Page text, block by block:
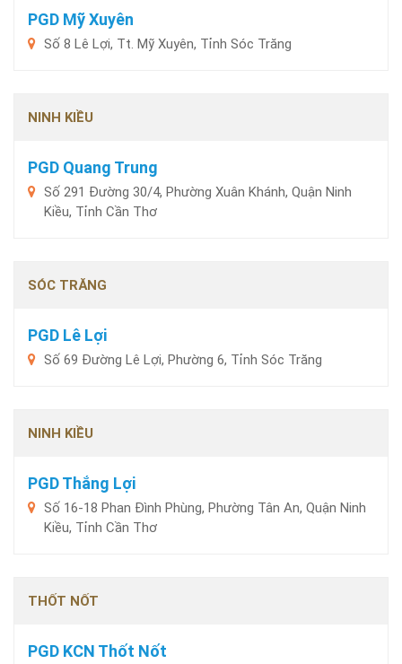
PGD Mỹ Xuyên
Số 8 Lê Lợi, Tt. Mỹ Xuyên, Tỉnh Sóc Trăng
NINH KIỀU
PGD Quang Trung
Số 291 Đường 30/4, Phường Xuân Khánh, Quận Ninh
Kiều, Tỉnh Cần Thơ
SÓC TRĂNG
PGD Lê Lợi
Số 69 Đường Lê Lợi, Phường 6, Tỉnh Sóc Trăng
NINH KIỀU
PGD Thắng Lợi
Số 16-18 Phan Đình Phùng, Phường Tân An, Quận Ninh
Kiều, Tỉnh Cần Thơ
THỐT NỐT
PGD KCN Thốt Nốt